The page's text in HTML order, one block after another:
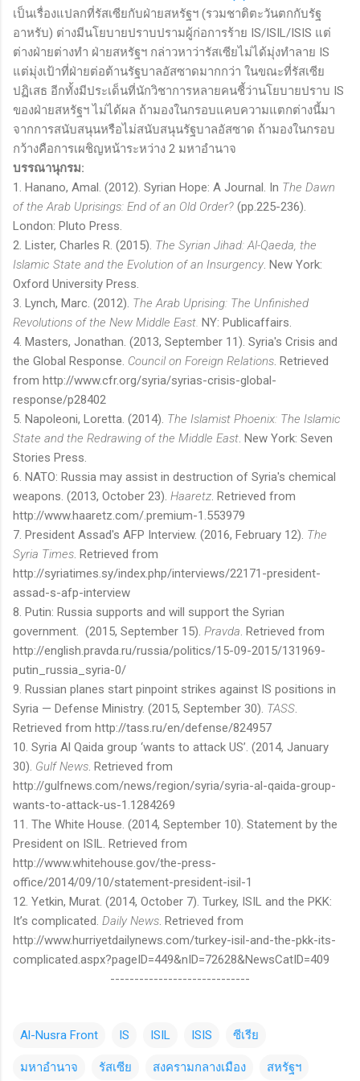
เป็นเรื่องแปลกที่รัสเซียกับฝ่ายสหรัฐฯ (รวมชาติตะวันตกกับรัฐ
อาหรับ) ต่างมีนโยบายปราบปรามผู้ก่อการร้าย IS/ISIL/ISIS แต่
ต่างฝ่ายต่างทำ ฝ่ายสหรัฐฯ กล่าวหาว่ารัสเซียไม่ได้มุ่งทำลาย IS
แต่มุ่งเป้าที่ฝ่ายต่อต้านรัฐบาลอัสซาดมากกว่า ในขณะที่รัสเซีย
ปฏิเสธ อีกทั้งมีประเด็นที่นักวิชาการหลายคนชี้ว่านโยบายปราบ IS
ของฝ่ายสหรัฐฯ ไม่ได้ผล ถ้ามองในกรอบแคบความแตกต่างนี้มา
จากการสนับสนุนหรือไม่สนับสนุนรัฐบาลอัสซาด ถ้ามองในกรอบ
กว้างคือการเผชิญหน้าระหว่าง 2 มหาอำนาจ
บรรณานุกรม:
1. Hanano, Amal. (2012). Syrian Hope: A Journal. In The Dawn
of the Arab Uprisings: End of an Old Order? (pp.225-236).
London: Pluto Press.
2. Lister, Charles R. (2015). The Syrian Jihad: Al-Qaeda, the
Islamic State and the Evolution of an Insurgency. New York:
Oxford University Press.
3. Lynch, Marc. (2012). The Arab Uprising: The Unfinished
Revolutions of the New Middle East. NY: Publicaffairs.
4. Masters, Jonathan. (2013, September 11). Syria's Crisis and
the Global Response. Council on Foreign Relations. Retrieved
from http://www.cfr.org/syria/syrias-crisis-global-
response/p28402
5. Napoleoni, Loretta. (2014). The Islamist Phoenix: The Islamic
State and the Redrawing of the Middle East. New York: Seven
Stories Press.
6. NATO: Russia may assist in destruction of Syria's chemical
weapons. (2013, October 23). Haaretz. Retrieved from
http://www.haaretz.com/.premium-1.553979
7. President Assad's AFP Interview. (2016, February 12). The
Syria Times. Retrieved from
http://syriatimes.sy/index.php/interviews/22171-president-
assad-s-afp-interview
8. Putin: Russia supports and will support the Syrian
government. (2015, September 15). Pravda. Retrieved from
http://english.pravda.ru/russia/politics/15-09-2015/131969-
putin_russia_syria-0/
9. Russian planes start pinpoint strikes against IS positions in
Syria — Defense Ministry. (2015, September 30). TASS.
Retrieved from http://tass.ru/en/defense/824957
10. Syria Al Qaida group ‘wants to attack US’. (2014, January
30). Gulf News. Retrieved from
http://gulfnews.com/news/region/syria/syria-al-qaida-group-
wants-to-attack-us-1.1284269
11. The White House. (2014, September 10). Statement by the
President on ISIL. Retrieved from
http://www.whitehouse.gov/the-press-
office/2014/09/10/statement-president-isil-1
12. Yetkin, Murat. (2014, October 7). Turkey, ISIL and the PKK:
It’s complicated. Daily News. Retrieved from
http://www.hurriyetdailynews.com/turkey-isil-and-the-pkk-its-
complicated.aspx?pageID=449&nID=72628&NewsCatID=409
-----------------------------
Al-Nusra Front IS ISIL ISIS ซีเรีย
มหาอำนาจ รัสเซีย สงครามกลางเมือง สหรัฐฯ